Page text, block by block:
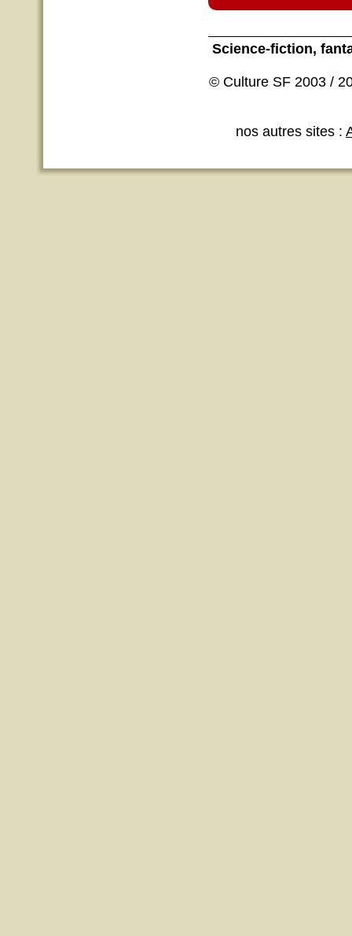
Science-fiction,
© Culture SF 2003 /
nos autres sites :